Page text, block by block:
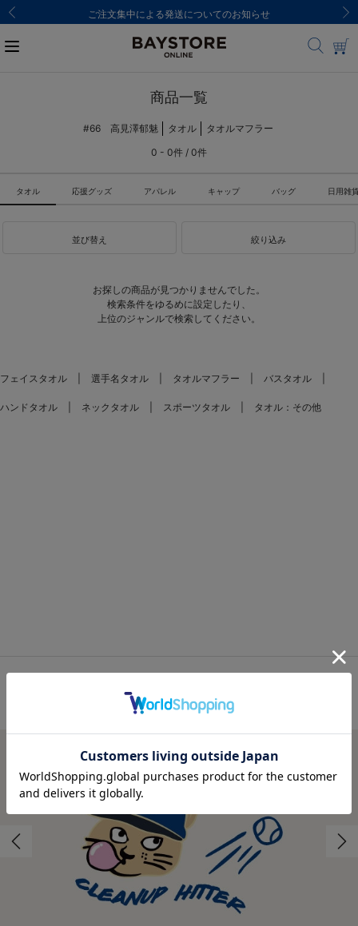
ご注文集中による発送についてのお知らせ
商品一覧
#66 高見澤郁魅 タオル
タオルマフラー
0 - 0件 / 0件
タオル 応援グッズ アパレル キャップ バッグ 日用雑
並び替え 絞り込み
お探しの商品が見つかりませんでした。
検索条件をゆるめに設定したり、
上位のジャンルで検索してください。
フェイスタオル 選手名タオル タオルマフラー バスタオル
ハンドタオル ネックタオル スポーツタオル タオル：その他
FEATURES
特集